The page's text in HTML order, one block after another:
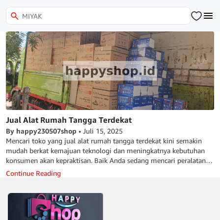
Jual Alat Rumah Tangga Terdekat
By happy230507shop • Juli 15, 2025
Mencari toko yang jual alat rumah tangga terdekat kini semakin
mudah berkat kemajuan teknologi dan meningkatnya kebutuhan
konsumen akan kepraktisan. Baik Anda sedang mencari peralatan
dapur, alat kebersihan, atau perlengkapan elektronik rumah tangga,
menemukan lokasi penjual terdekat sangat penting agar proses
Alat Rumah Tangga Terdekat? Efisiensi Waktu dan Biaya Dengan
membeli dari toko yang dekat dengan lokasi Anda, ongkos kirim
Continue Reading